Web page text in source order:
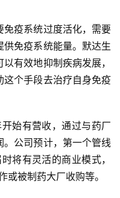
疫系统过度活化，需要
免疫系统能量。默达生
有效地抑制疾病发展，
个手段去治疗自身免疫
始有营收，通过与药厂
公司预计，第一个管线
将有灵活的商业模式，
被制药大厂收购等。